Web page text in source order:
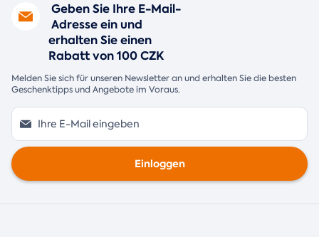
Geben Sie Ihre E-Mail-
Adresse ein und
erhalten Sie einen
Rabatt von 100 CZK
Melden Sie sich für unseren Newsletter an und erhalten Sie die besten
Geschenktipps und Angebote im Voraus.
Einloggen